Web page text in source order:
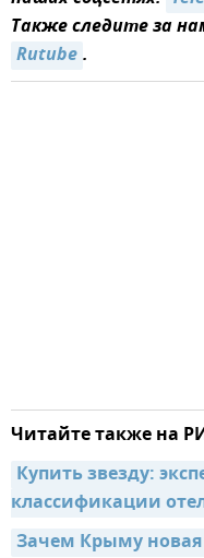
Также следите за
Rutube.
Читайте также на
Купить звезду:
классификации
Зачем Крыму новая